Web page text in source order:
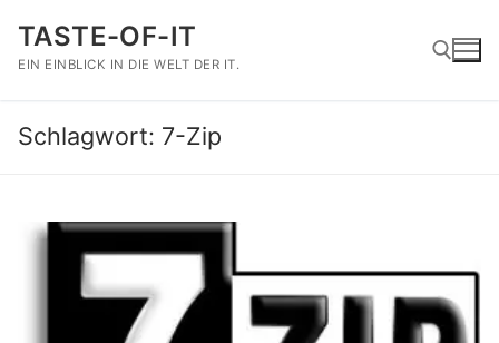
Inhalt
springen
TASTE-OF-IT
EIN EINBLICK IN DIE WELT DER IT.
Schlagwort: 7-Zip